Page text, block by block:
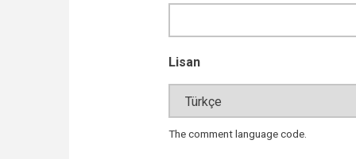
Lisan
The comment language code.